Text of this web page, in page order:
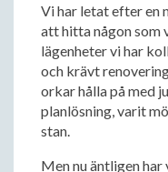
Vi har letat efter en
att hitta någon som
lägenheter vi har
och krävt
orkar hålla på med
planlösning, varit
stan.
Men nu äntligen